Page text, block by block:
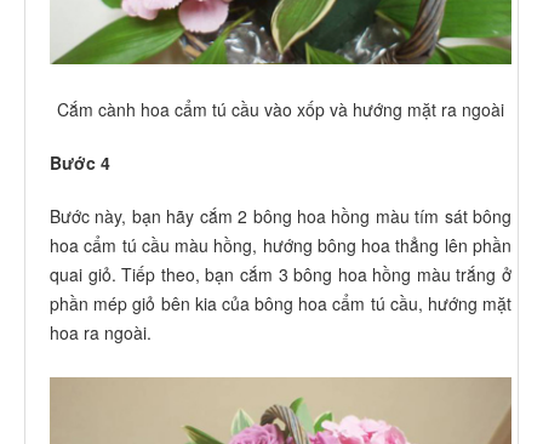
Cắm cành hoa cẩm tú cầu vào xốp và hướng mặt ra ngoài
Bước 4
Bước này, bạn hãy cắm 2 bông hoa hồng màu tím sát bông
hoa cẩm tú cầu màu hồng, hướng bông hoa thẳng lên phần
quai giỏ. Tiếp theo, bạn cắm 3 bông hoa hồng màu trắng ở
phần mép giỏ bên kia của bông hoa cẩm tú cầu, hướng mặt
hoa ra ngoài.